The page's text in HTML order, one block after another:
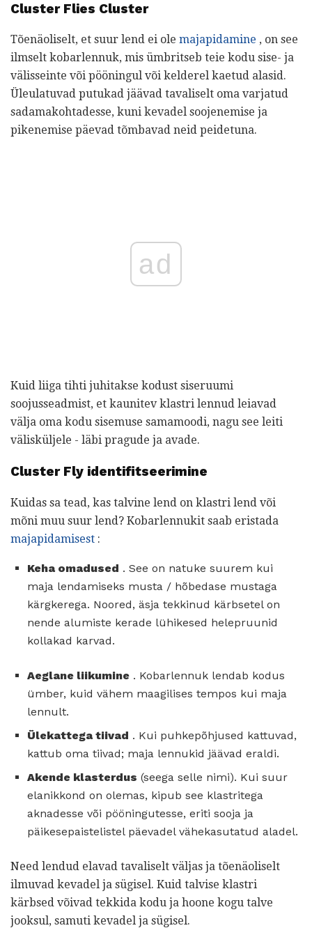
Cluster Flies Cluster
Tõenäoliselt, et suur lend ei ole majapidamine , on see
ilmselt kobarlennuk, mis ümbritseb teie kodu sise- ja
välisseinte või pööningul või kelderel kaetud alasid.
Üleulatuvad putukad jäävad tavaliselt oma varjatud
sadamakohtadesse, kuni kevadel soojenemise ja
pikenemise päevad tõmbavad neid peidetuna.
ad
Kuid liiga tihti juhitakse kodust siseruumi
soojusseadmist, et kaunitev klastri lennud leiavad
välja oma kodu sisemuse samamoodi, nagu see leiti
välisküljele - läbi pragude ja avade.
Cluster Fly identifitseerimine
Kuidas sa tead, kas talvine lend on klastri lend või
mõni muu suur lend? Kobarlennukit saab eristada
majapidamisest :
Keha omadused . See on natuke suurem kui
maja lendamiseks musta / hõbedase mustaga
kärgkerega. Noored, äsja tekkinud kärbsetel on
nende alumiste kerade lühikesed helepruunid
kollakad karvad.
Aeglane liikumine . Kobarlennuk lendab kodus
ümber, kuid vähem maagilises tempos kui maja
lennult.
Ülekattega tiivad . Kui puhkepõhjused kattuvad,
kattub oma tiivad; maja lennukid jäävad eraldi.
Akende klasterdus (seega selle nimi). Kui suur
elanikkond on olemas, kipub see klastritega
aknadesse või pööningutesse, eriti sooja ja
päikesepaistelistel päevadel vähekasutatud aladel.
Need lendud elavad tavaliselt väljas ja tõenäoliselt
ilmuvad kevadel ja sügisel. Kuid talvise klastri
kärbsed võivad tekkida kodu ja hoone kogu talve
jooksul, samuti kevadel ja sügisel.